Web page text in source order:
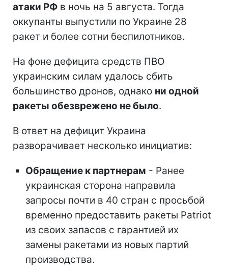
атаки РФ в ночь на 5 августа. Тогда
оккупанты выпустили по Украине 28
ракет и более сотни беспилотников.
На фоне дефицита средств ПВО
украинским силам удалось сбить
большинство дронов, однако ни одной
ракеты обезврежено не было.
В ответ на дефицит Украина
разворачивает несколько инициатив:
Обращение к партнерам - Ранее
украинская сторона направила
запросы почти в 40 стран с просьбой
временно предоставить ракеты Patriot
из своих запасов с гарантией их
замены ракетами из новых партий
производства.